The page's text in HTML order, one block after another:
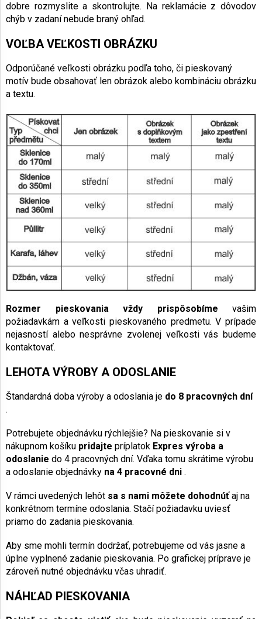
dobre rozmyslite a skontrolujte. Na reklamácie z dôvodov
chýb v zadaní nebude braný ohľad.
VOĽBA VEĽKOSTI OBRÁZKU
Odporúčané veľkosti obrázku podľa toho, či pieskovaný
motív bude obsahovať len obrázok alebo kombináciu obrázku
a textu.
Rozmer pieskovania vždy prispôsobíme vašim
požiadavkám a veľkosti pieskovaného predmetu. V prípade
nejasností alebo nesprávne zvolenej veľkosti vás budeme
kontaktovať.
LEHOTA VÝROBY A ODOSLANIE
Štandardná doba výroby a odoslania je do 8 pracovných dní
.
Potrebujete objednávku rýchlejšie? Na pieskovanie si v
nákupnom košíku pridajte príplatok Expres výroba a
odoslanie do 4 pracovných dní. Vďaka tomu skrátime výrobu
a odoslanie objednávky na 4 pracovné dni .
V rámci uvedených lehôt sa s nami môžete dohodnúťaj na
konkrétnom termíne odoslania. Stačí požiadavku uviesť
priamo do zadania pieskovania.
Aby sme mohli termín dodržať, potrebujeme od vás jasne a
úplne vyplnené zadanie pieskovania. Po grafickej príprave je
zároveň nutné objednávku včas uhradiť.
NÁHĽAD PIESKOVANIA